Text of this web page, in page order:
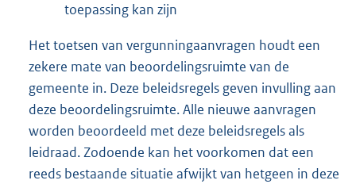
toepassing kan zijn
Het toetsen van vergunningaanvragen houdt een
zekere mate van beoordelingsruimte van de
gemeente in. Deze beleidsregels geven invulling aan
deze beoordelingsruimte. Alle nieuwe aanvragen
worden beoordeeld met deze beleidsregels als
leidraad. Zodoende kan het voorkomen dat een
reeds bestaande situatie afwijkt van hetgeen in deze